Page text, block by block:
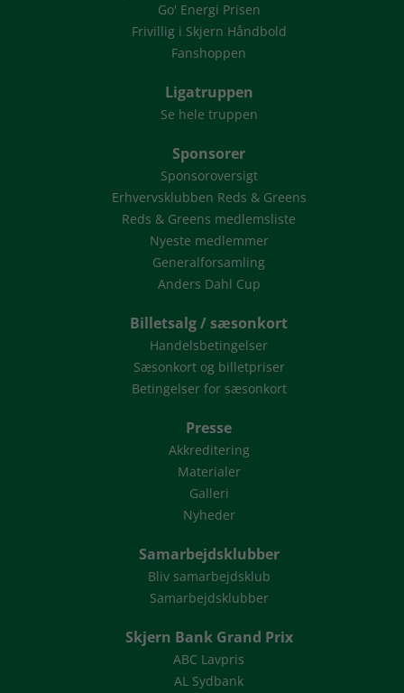
Go' Energi Prisen
Frivillig i Skjern Håndbold
Fanshoppen
Ligatruppen
Se hele truppen
Sponsorer
Sponsoroversigt
Erhvervsklubben Reds & Greens
Reds & Greens medlemsliste
Nyeste medlemmer
Generalforsamling
Anders Dahl Cup
Billetsalg / sæsonkort
Handelsbetingelser
Sæsonkort og billetpriser
Betingelser for sæsonkort
Presse
Akkreditering
Materialer
Galleri
Nyheder
Samarbejdsklubber
Bliv samarbejdsklub
Samarbejdsklubber
Skjern Bank Grand Prix
ABC Lavpris
AL Sydbank